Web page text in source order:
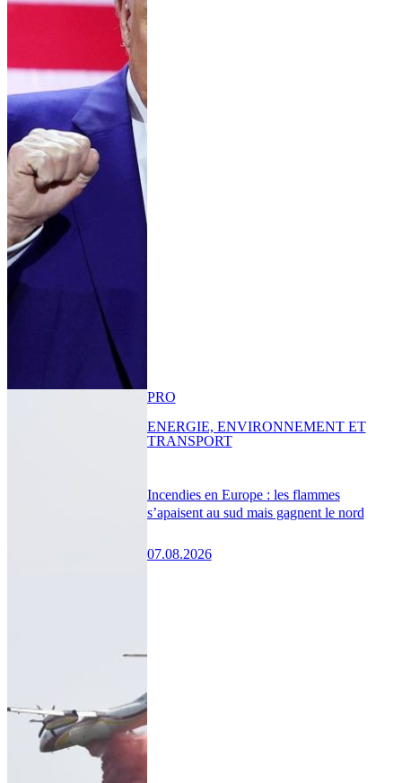
Incendies en Europe : les flammes
s’apaisent au sud mais gagnent le nord
07.08.2026
PRO
ENERGIE, ENVIRONNEMENT ET
TRANSPORT